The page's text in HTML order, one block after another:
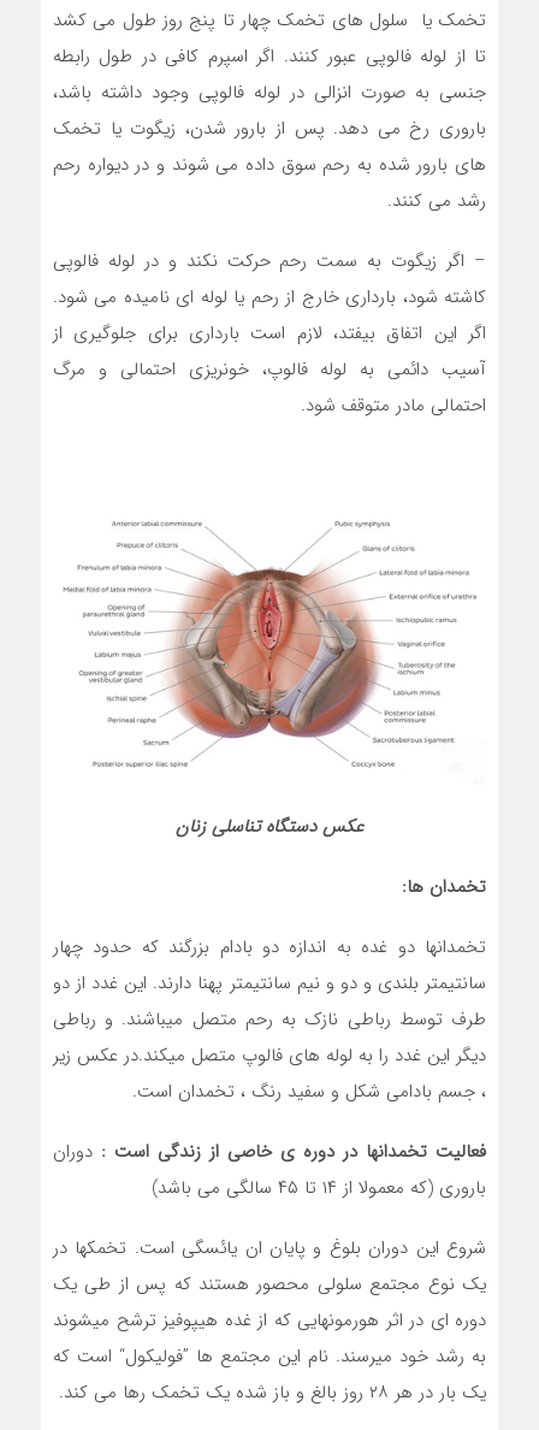
تخمک یا سلول های تخمک چهار تا پنج روز طول می کشد
تا از لوله فالوپی عبور کنند. اگر اسپرم کافی در طول رابطه
جنسی به صورت انزالی در لوله فالوپی وجود داشته باشد،
باروری رخ می دهد. پس از بارور شدن، زیگوت یا تخمک
های بارور شده به رحم سوق داده می شوند و در دیواره رحم
رشد می کنند.
– اگر زیگوت به سمت رحم حرکت نکند و در لوله فالوپی
کاشته شود، بارداری خارج از رحم یا لوله ای نامیده می شود.
اگر این اتفاق بیفتد، لازم است بارداری برای جلوگیری از
آسیب دائمی به لوله فالوپ، خونریزی احتمالی و مرگ
احتمالی مادر متوقف شود.
عکس دستگاه تناسلی زنان
تخمدان ها:
تخمدانها دو غده به اندازه دو بادام بزرگند که حدود چهار
سانتیمتر بلندی و دو و نیم سانتیمتر پهنا دارند. این غدد از دو
طرف توسط رباطی نازک به رحم متصل میباشند. و رباطی
دیگر این غدد را به لوله های فالوپ متصل میکند.در عکس زیر
، جسم بادامی شکل و سفید رنگ ، تخمدان است.
فعالیت تخمدانها در دوره ی خاصی از زندگی است : دوران
باروری (که معمولا از ۱۴ تا ۴۵ سالگی می باشد)
شروع این دوران بلوغ و پایان ان یائسگی است. تخمکها در
یک نوع مجتمع سلولی محصور هستند که پس از طی یک
دوره ای در اثر هورمونهایی که از غده هیپوفیز ترشح میشوند
به رشد خود میرسند. نام این مجتمع ها ”فولیکول“ است که
یک بار در هر ۲۸ روز بالغ و باز شده یک تخمک رها می کند.